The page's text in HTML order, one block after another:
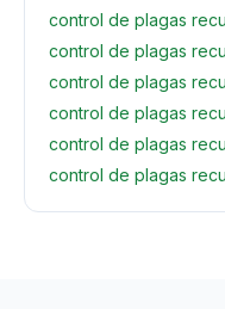
control de plagas
control de plagas
control de plagas
control de plagas
control de plagas
control de plagas